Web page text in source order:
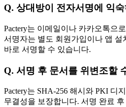
Q. 상대방이 전자서명에 익
Pactery는 이메일이나 카카오톡으
서명자는 별도 회원가입이나 앱 설
바로 서명할 수 있습니다.
Q. 서명 후 문서를 위변조할
Pactery는 SHA-256 해시와 PKI 디
무결성을 보장합니다. 서명 완료